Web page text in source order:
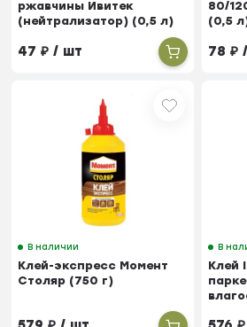
ржавчины Ивитек
(нейтрализатор) (0,5 л)
47₽ / шт
80/
(0,5
78₽
В наличии
Клей-экспресс Момент
Столяр (750 г)
В
Клей